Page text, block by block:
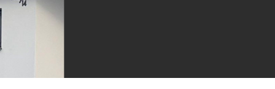
Váhom ZĽAVA!!
čerpadlo - Moravany nad Váhom